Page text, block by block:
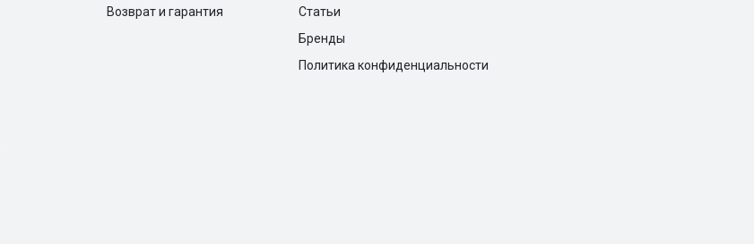
Возврат и гарантия
Статьи
Бренды
Политика конфиденциальности